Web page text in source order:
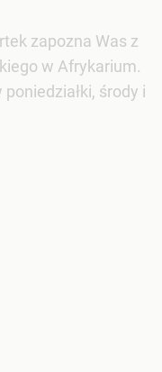
zapozna Was z
w Afrykarium.
środy i